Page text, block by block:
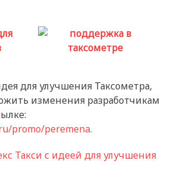
для улучшения Таксометра,
изменения разработчикам
promo/peremena.